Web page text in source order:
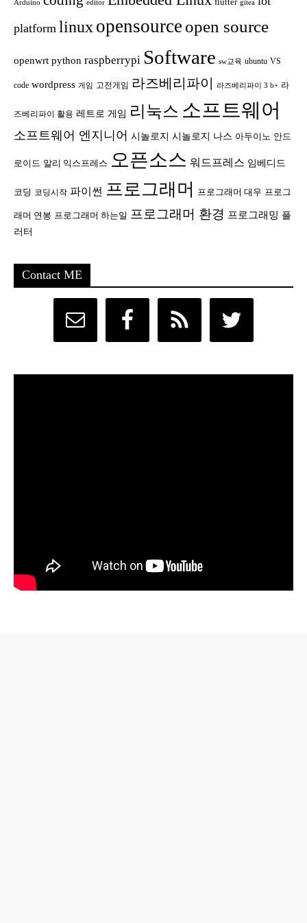
Arduino editor flutter gitea
platform linux opensource open source
openwrt python raspberrypi Software sw교육 ubuntu VS
code wordpress 게임 고전게임 라즈베리파이 라즈베리파이 3 b+ 라
즈베리파이 활용 레트로 게임 리눅스 소프트웨어
소프트웨어 엔지니어 시놀로지 시놀로지 나스 아두이노 안드
로이드 알리 익스프레스 오픈소스 워드프레스 임베디드
코딩 코딩시작 파이썬 프로그래머 프로그래머 대우 프로그
래머 연봉 프로그래머 하는일 프로그래머 환경 프로그래밍 플
러터
Contact ME